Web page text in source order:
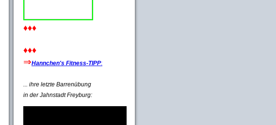
♦♦♦
♦♦♦
⇒Hannchen's Fitness-TIPP:
... ihre letzte Barrenübung
in der Jahnstadt Freyburg: